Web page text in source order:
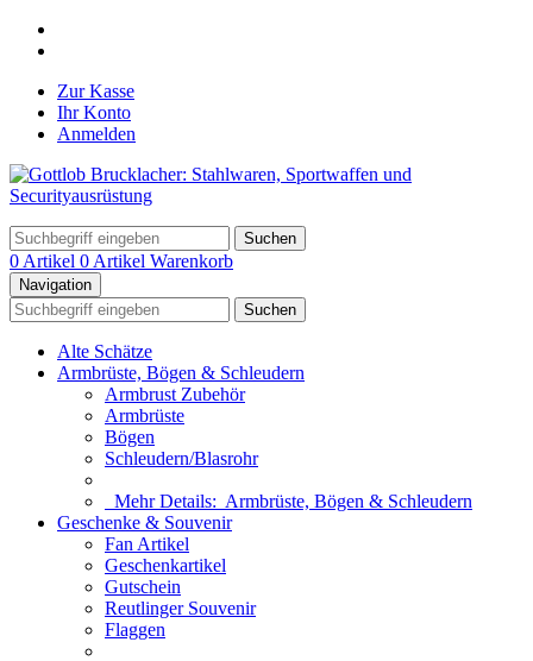
Zur Kasse
Ihr Konto
Anmelden
Suchen
0 Artikel 0 Artikel Warenkorb
Navigation
Suchen
Alte Schätze
Armbrüste, Bögen & Schleudern
Armbrust Zubehör
Armbrüste
Bögen
Schleudern/Blasrohr
Mehr Details: Armbrüste, Bögen & Schleudern
Geschenke & Souvenir
Fan Artikel
Geschenkartikel
Gutschein
Reutlinger Souvenir
Flaggen